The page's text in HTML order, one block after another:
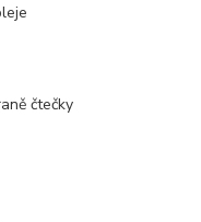
čtečky